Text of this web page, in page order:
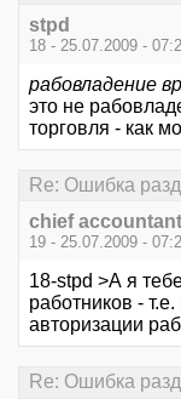
stpd
18 - 25.07.2009 -
рабовладение
это не
торговля - как
Re: Ошибка
chief accountant
19 - 25.07.2009 -
18-stpd >А я
работников -
авторизации
Re: Ошибка